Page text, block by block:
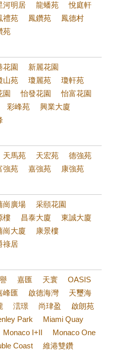
河明居 龍蟠苑
悅庭軒
禮苑 鳳鑽苑
鳳德村
苑
花園
新麗花園
山苑 瓊麗苑
瓊軒苑
園 怡發花園
怡富花園
彩峰苑
興業大廈
天馬苑 天宏苑
德強苑
強苑 嘉強苑 康強苑
崗廣場
采頤花園
樓 昌泰大廈
東誠大廈
崗大廈
康景樓
祿居
嘉匯 天寰
OASIS
峰匯 啟德海灣
天璽海
澐璟 尚珒盈
啟朗苑
Park
Miami Quay
Monaco I+II
Monaco One
Coast 維港雙鑽